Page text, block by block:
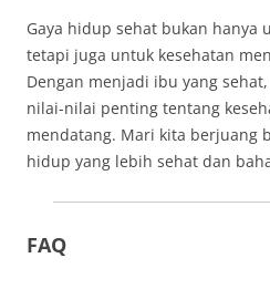
Gaya hidup sehat bukan hanya
tetapi juga untuk kesehatan
Dengan menjadi ibu yang
nilai-nilai penting tentang
mendatang. Mari kita berjuang
hidup yang lebih sehat dan
FAQ